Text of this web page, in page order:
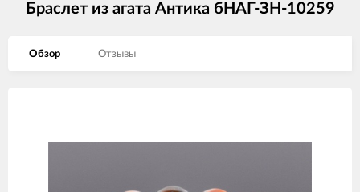
Браслет из агата Антика бНАГ-ЗН-10259
Обзор Отзывы